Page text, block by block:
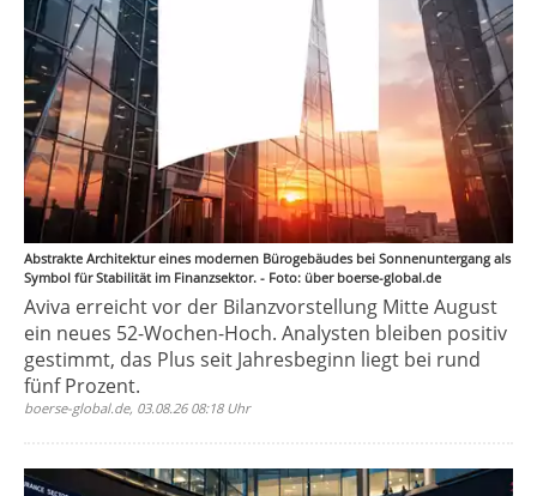
Abstrakte Architektur eines modernen Bürogebäudes bei Sonnenuntergang als
Symbol für Stabilität im Finanzsektor. - Foto: über boerse-global.de
Aviva erreicht vor der Bilanzvorstellung Mitte August
ein neues 52-Wochen-Hoch. Analysten bleiben positiv
gestimmt, das Plus seit Jahresbeginn liegt bei rund
fünf Prozent.
boerse-global.de, 03.08.26 08:18 Uhr